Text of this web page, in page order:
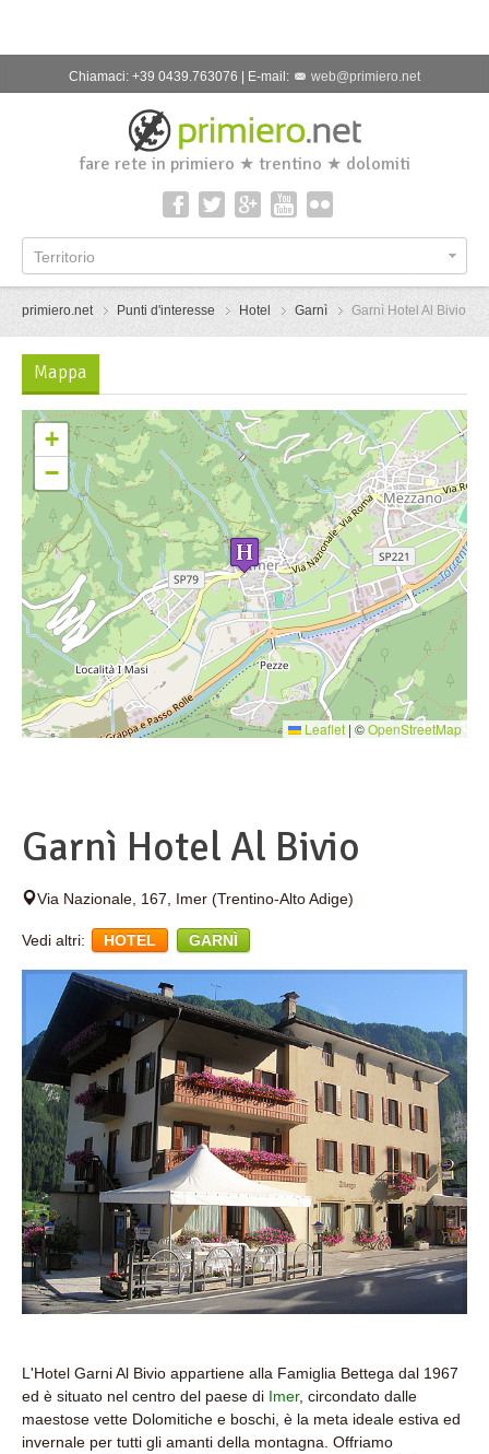
Chiamaci: +39 0439.763076 | E-mail: web@primiero.net
fare rete in primiero ★ trentino ★ dolomiti
Territorio
primiero.net Punti d'interesse Hotel Garnì Garnì Hotel Al Bivio
Mappa
+
−
Leaflet | ©OpenStreetMap
Garnì Hotel Al Bivio
Via Nazionale, 167, Imer (Trentino-Alto Adige)
Vedi altri: HOTEL GARNÌ
L'Hotel Garni Al Bivio appartiene alla Famiglia Bettega dal 1967
ed è situato nel centro del paese di Imer, circondato dalle
maestose vette Dolomitiche e boschi, è la meta ideale estiva ed
invernale per tutti gli amanti della montagna. Offriamo